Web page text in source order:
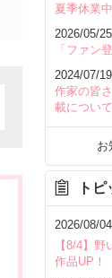
夏季休業
2026/05/25
「ファン
2024/07/19
作家の皆
載につい
お
ト
2026/08/04
【8/4】
作品UP！